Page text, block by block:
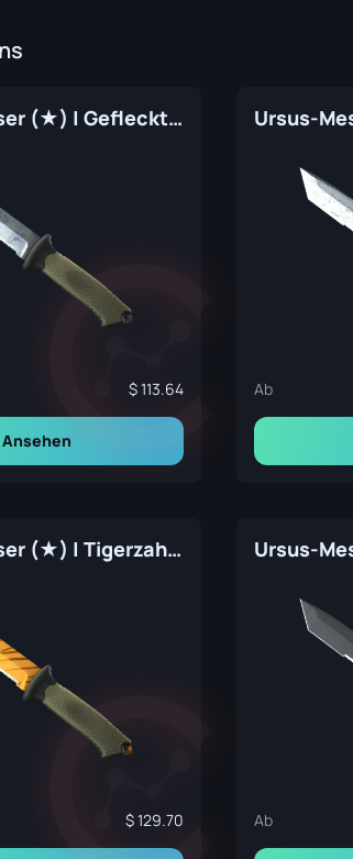
Ursus-Messer (★) | Gefleckt (Fabrikneu)
113.64
Ansehen
Ab
Ursus-Messer (★) | Tigerzahn (Fabrikneu)
129.70 Ab